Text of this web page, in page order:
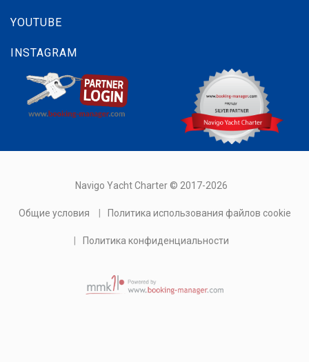
YOUTUBE
INSTAGRAM
Navigo Yacht Charter © 2017-2026
Общие условия Политика использования файлов cookie
Политика конфиденциальности